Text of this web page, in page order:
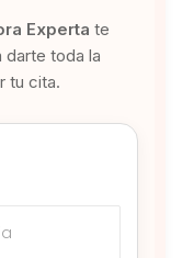
Experta te
darte toda la
tu cita.